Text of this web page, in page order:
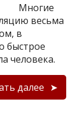
Многие
весьма
в
быстрое
человека.
далее